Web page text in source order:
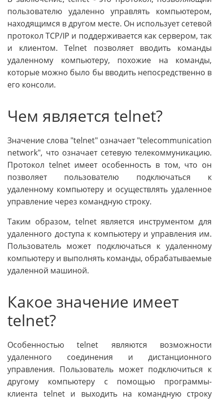
пользователю удаленно управлять компьютером,
находящимся в другом месте. Он использует сетевой
протокол TCP/IP и поддерживается как сервером, так
и клиентом. Telnet позволяет вводить команды
удаленному компьютеру, похожие на команды,
которые можно было бы вводить непосредственно в
его консоли.
Чем является telnet?
Значение слова "telnet" означает "telecommunication
network", что означает сетевую телекоммуникацию.
Протокол telnet имеет особенность в том, что он
позволяет пользователю подключаться к
удаленному компьютеру и осуществлять удаленное
управление через командную строку.
Таким образом, telnet является инструментом для
удаленного доступа к компьютеру и управления им.
Пользователь может подключаться к удаленному
компьютеру и выполнять команды, обрабатываемые
удаленной машиной.
Какое значение имеет
telnet?
Особенностью telnet являются возможности
удаленного соединения и дистанционного
управления. Пользователь может подключиться к
другому компьютеру с помощью программы-
клиента telnet и выходить на командную строку